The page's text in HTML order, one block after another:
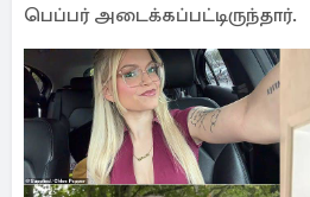
பெப்பர் அடைக்கப்பட்டிருந்தார்.